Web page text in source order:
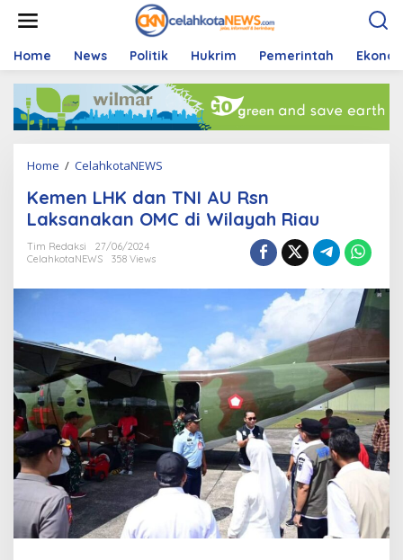
t
Home News Politik Hukrim Pemerintah
Home / CelahkotaNEWS
m
e
n
I
A
U
R
n
L
a
a
Kemen LHK dan TNI AU Rsn
Laksanakan OMC di Wilayah Riau
Tim Redaksi
27/06/2024
CelahkotaNEWS
358 Views